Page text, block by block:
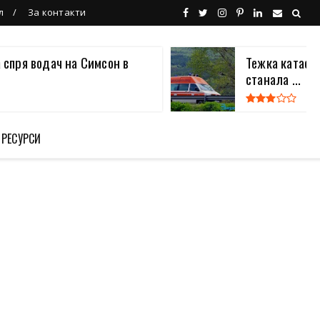
За контакти
водач на Симсон в
Тежка
станала ...